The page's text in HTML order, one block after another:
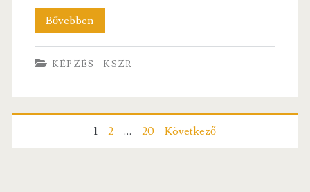
BővebbenIsmét
több
területen
tudásukat
KÉPZÉS KSZR
Bejegyzés
1 2 … 20 Következő